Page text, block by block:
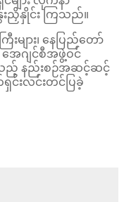
ညှိနှိုင်း ကြသည်။
များ၊ နေပြည်တော်
အေဂျင်စီအဖွဲ့ဝင်
ည့် နည်းစဉ်အဆင့်ဆင့်
းလင်းတင်ပြခဲ့